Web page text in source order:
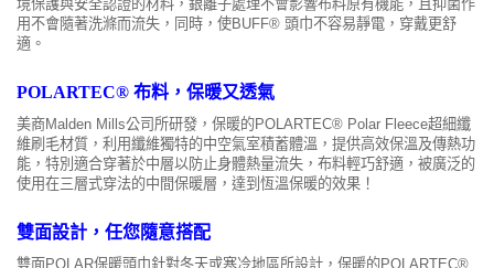
境保護與安全認證的材料，銀離子處理不會影響布料原有機能，且抑菌作
用不會隨著洗滌而流失，同時，使BUFF® 頭巾不容易靜電，穿戴更舒
適。
POLARTEC® 布料，保暖又透氣
美商Malden Mills公司所研發，保暖的POLARTEC® Polar Fleece超細纖
維刷毛材質，利用纖維獨特的中空氣室積蓄體溫，提供高效保溫及傳熱功
能，特別適合穿著於中層以防止身體熱量流失，布料輕巧舒適，被廣泛的
使用在三層式穿法的中間保暖層，達到恆溫保暖的效果！
雙面設計，任您隨意搭配
雙面POLAR保暖頭巾針對冬天或寒冷地區所設計，保暖的POLARTEC®